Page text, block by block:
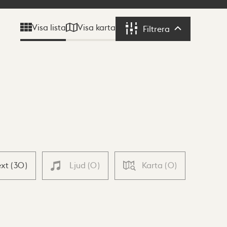
Visa lista Visa karta Filtrera Filtrera
(30) Ljud (0) Karta (0)